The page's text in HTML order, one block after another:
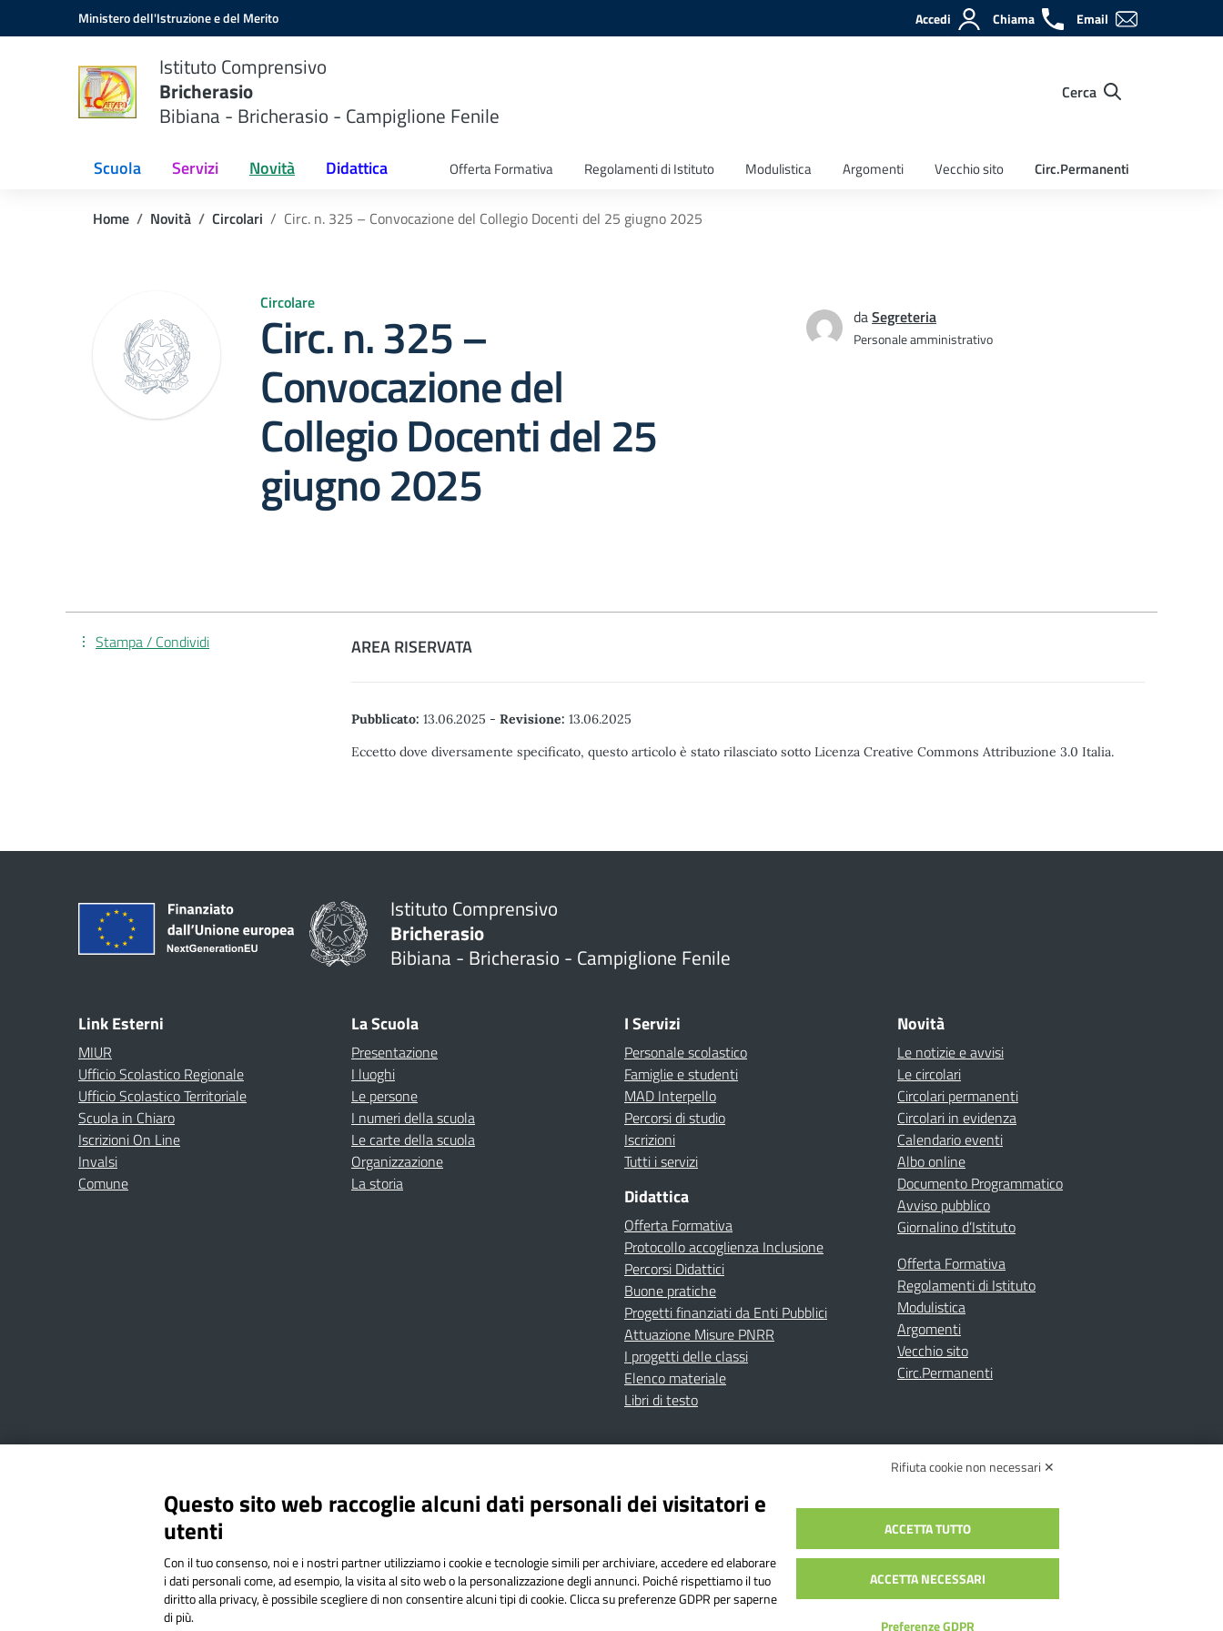
Vai ai contenuti
Vai al menu di navigazioneMinistero dell'Istruzione e del Merito Accedi Chiama Email
Istituto Comprensivo
Bricherasio
Bibiana - Bricherasio - Campiglione Fenile
Cerca
Scuola Servizi Novità Didattica Offerta Formativa Regolamenti di Istituto Modulistica Argomenti Vecchio sito Circ.Permanenti
Home Novità Circolari Circ. n. 325 – Convocazione del Collegio Docenti del 25 giugno 2025
Circolare
Circ. n. 325 –
Convocazione del
Collegio Docenti del 25
giugno 2025
daSegreteria
Personale amministrativo
AREA RISERVATA
Pubblicato: 13.06.2025 - Revisione: 13.06.2025
Eccetto dove diversamente specificato, questo articolo è stato rilasciato sotto Licenza Creative Commons Attribuzione 3.0 Italia.
Stampa / Condividi
Istituto Comprensivo
Bricherasio
Bibiana - Bricherasio - Campiglione Fenile
Link Esterni
MIUR
Ufficio Scolastico Regionale
Ufficio Scolastico Territoriale
Scuola in Chiaro
Iscrizioni On Line
Invalsi
Comune
La Scuola
Presentazione
I luoghi
Le persone
I numeri della scuola
Le carte della scuola
Organizzazione
La storia
I Servizi
Personale scolastico
Famiglie e studenti
MAD Interpello
Percorsi di studio
Iscrizioni
Tutti i servizi
Didattica
Offerta Formativa
Protocollo accoglienza Inclusione
Percorsi Didattici
Buone pratiche
Progetti finanziati da Enti Pubblici
Attuazione Misure PNRR
I progetti delle classi
Elenco materiale
Libri di testo
Novità
Le notizie e avvisi
Le circolari
Circolari permanenti
Circolari in evidenza
Calendario eventi
Albo online
Documento Programmatico
Avviso pubblico
Giornalino d’Istituto
Offerta Formativa
Regolamenti di Istituto
Modulistica
Argomenti
Vecchio sito
Circ.Permanenti
Amministrazione TrasparenteAlbo onlinePrivacy PolicyDichiarazione di accessibilitàContattiNote Legali
Via Cesare Bollea n. 3 - 10064 Bricherasio (TO) | P.E.O.: toic84200d@istruzione.it | P.E.C.: toic84200d@pec.istruzione.it
Codice Fiscale: 94544620019 | Cod. Meccanografico: TOIC84200D | Codice IPA: istsc_toic84200d | Codice Univoco: UFYI9M
Rifiuta cookie non necessari ✕
Questo sito web raccoglie alcuni dati personali dei visitatori e
utenti
Con il tuo consenso, noi e i nostri partner utilizziamo i cookie e tecnologie simili per archiviare, accedere ed elaborare
i dati personali come, ad esempio, la visita al sito web o la personalizzazione degli annunci. Poiché rispettiamo il tuo
diritto alla privacy, è possibile scegliere di non consentire alcuni tipi di cookie. Clicca su preferenze GDPR per saperne
di più.
ACCETTA TUTTO
ACCETTA NECESSARI
Preferenze GDPR